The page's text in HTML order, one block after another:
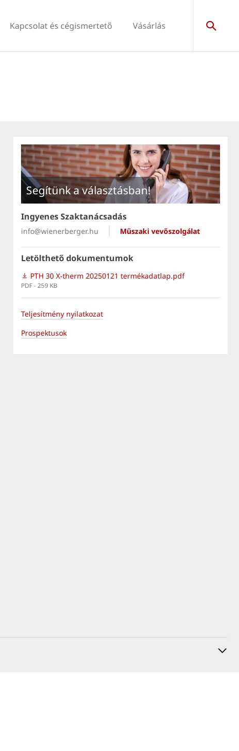
Kapcsolat és cégismertető Vásárlás
Segítünk a választásban!
Ingyenes Szaktanácsadás
Műszaki vevőszolgálat
info@wienerberger.hu
Letölthető dokumentumok
PTH 30 X-therm 20250121 termékadatlap.pdf
PDF - 259 KB
Teljesítmény nyilatkozat
Prospektusok